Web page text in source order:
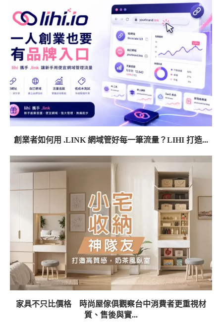
創業者如何用 .LINK 網域管好每一筆流量？LIHI 打造...
家具不只比價格 時尚屋傢俱觀察台中消費者更重視材
質、售後與實...